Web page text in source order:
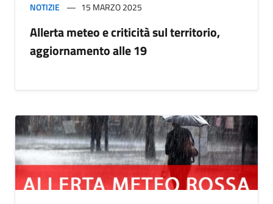
NOTIZIE 15 MARZO 2025
Allerta meteo e criticità sul territorio,
aggiornamento alle 19